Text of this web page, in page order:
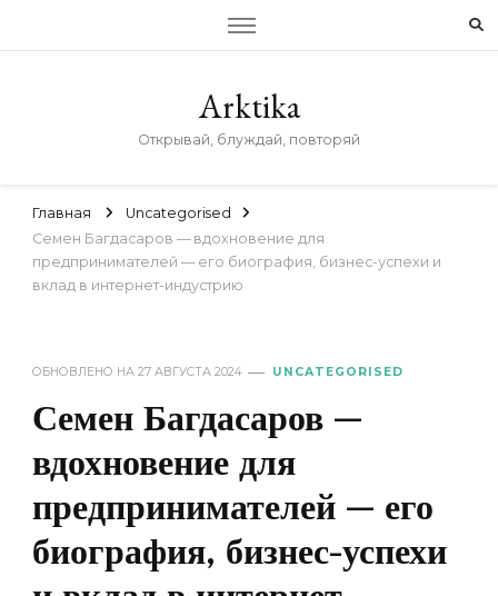
Arktika
Открывай, блуждай, повторяй
Главная
Uncategorised
Семен Багдасаров — вдохновение для
предпринимателей — его биография, бизнес-успехи и
вклад в интернет-индустрию
ОБНОВЛЕНО НА 27 АВГУСТА 2024 UNCATEGORISED
Семен Багдасаров —
вдохновение для
предпринимателей — его
биография, бизнес-успехи